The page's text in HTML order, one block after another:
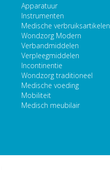
Apparatuur
Instrumenten
Medische verbruiksartikelen
Wondzorg Modern
Verbandmiddelen
Verpleegmiddelen
Incontinentie
Wondzorg traditioneel
Medische voeding
Mobiliteit
Medisch meubilair